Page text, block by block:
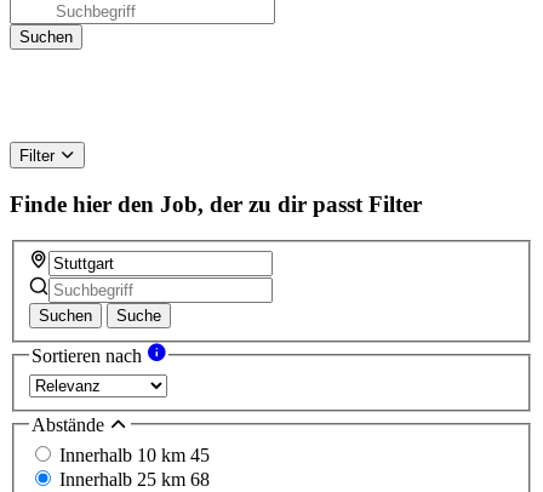
Filter
Finde hier den Job, der zu dir passt Filter
Suchen Suche
Sortieren nach
Abstände
Innerhalb 10 km 45
Innerhalb 25 km 68